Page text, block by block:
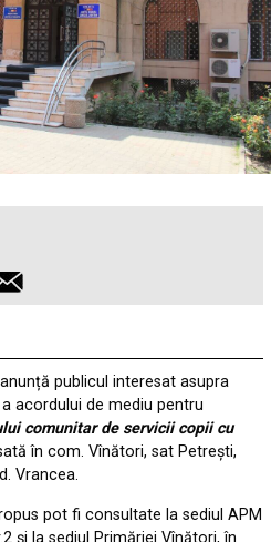
anunță publicul interesat asupra
acordului de mediu pentru
comunitar de servicii copii cu
în com. Vînători, sat Petrești,
Vrancea.
pot fi consultate la sediul APM
și la sediul Primăriei Vînători, în